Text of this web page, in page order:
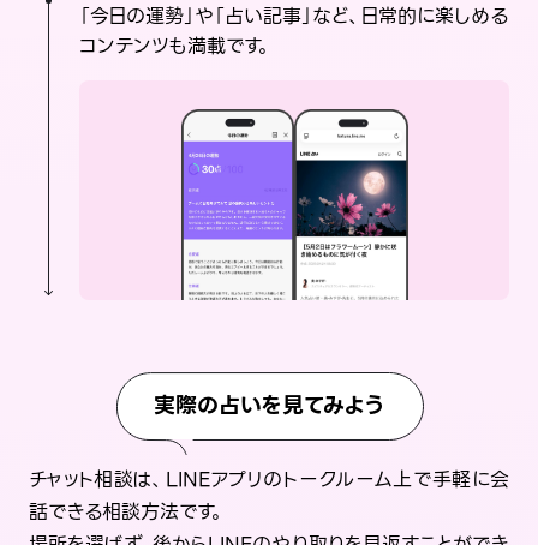
「今日の運勢」や「占い記事」など、日常的に楽しめる
コンテンツも満載です。
実際の占いを見てみよう
チャット相談は、LINEアプリのトークルーム上で手軽に会
話できる相談方法です。